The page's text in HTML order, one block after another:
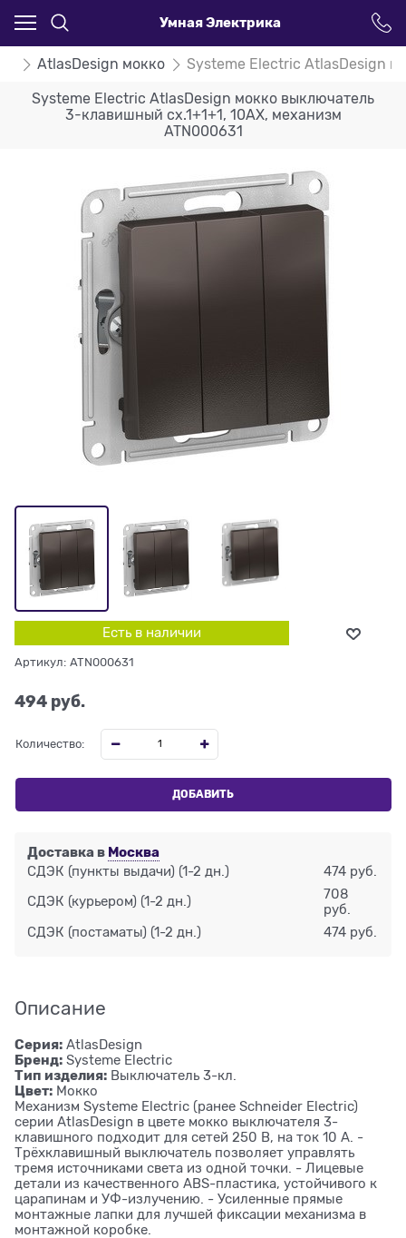
Умная Электрика
AtlasDesign мокко Systeme Electric AtlasDesign
Systeme Electric AtlasDesign мокко выключатель
3-клавишный сх.1+1+1, 10АХ, механизм
ATN000631
Есть в наличии
Артикул: ATN000631
494 руб.
Количество:
ДОБАВИТЬ
Доставка в Москва
СДЭК (пункты выдачи) (1-2 дн.) 474 руб.
СДЭК (курьером) (1-2 дн.)
708
руб.
СДЭК (постаматы) (1-2 дн.) 474 руб.
Описание
Серия: AtlasDesign
Бренд: Systeme Electric
Тип изделия: Выключатель 3-кл.
Цвет: Мокко
Механизм Systeme Electric (ранее Schneider Electric)
серии AtlasDesign в цвете мокко выключателя 3-
клавишного подходит для сетей 250 В, на ток 10 А. -
Трёхклавишный выключатель позволяет управлять
тремя источниками света из одной точки. - Лицевые
детали из качественного ABS-пластика, устойчивого к
царапинам и УФ-излучению. - Усиленные прямые
монтажные лапки для лучшей фиксации механизма в
монтажной коробке.